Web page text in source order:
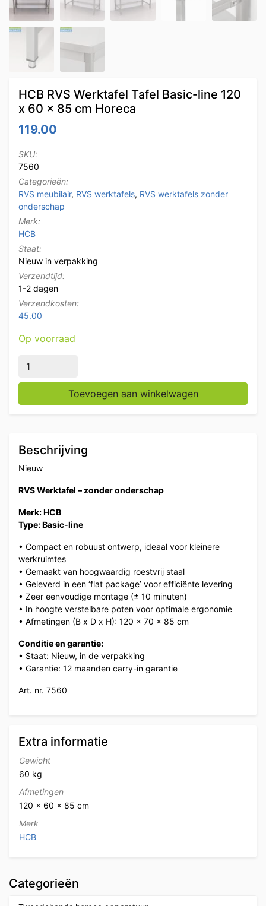
HCB RVS Werktafel Tafel Basic-line 120
x 60 x 85 cm Horeca
119.00
SKU:
7560
Categorieën:
RVS meubilair, RVS werktafels, RVS werktafels zonder
onderschap
Merk:
HCB
Staat:
Nieuw in verpakking
Verzendtijd:
1-2 dagen
Verzendkosten:
45.00
Op voorraad
HCB RVS Werktafel Tafel Basic-line 120 x 60 x 85 cm
Toevoegen aan winkelwagen
Beschrijving
Nieuw
RVS Werktafel – zonder onderschap
Merk: HCB
Type: Basic-line
• Compact en robuust ontwerp, ideaal voor kleinere
werkruimtes
• Gemaakt van hoogwaardig roestvrij staal
• Geleverd in een ‘flat package’ voor efficiënte levering
• Zeer eenvoudige montage (± 10 minuten)
• In hoogte verstelbare poten voor optimale ergonomie
• Afmetingen (B x D x H): 120 x 70 x 85 cm
Conditie en garantie:
• Staat: Nieuw, in de verpakking
• Garantie: 12 maanden carry-in garantie
Art. nr. 7560
Extra informatie
Gewicht
60 kg
Afmetingen
120 × 60 × 85 cm
Merk
HCB
Categorieën